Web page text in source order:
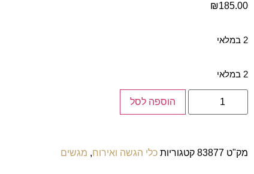
₪185.00
2 במלאי
2 במלאי
הוספה לסל
מק"ט 83877 קטגוריות כלי הגשה ואירוח, מגשים